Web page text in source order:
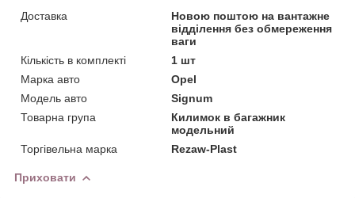
Доставка
Новою поштою на вантажне
відділення без обмереження
ваги
Кількість в комплекті
1 шт
Марка авто
Opel
Модель авто
Signum
Товарна група
Килимок в багажник
модельний
Торгівельна марка
Rezaw-Plast
Приховати